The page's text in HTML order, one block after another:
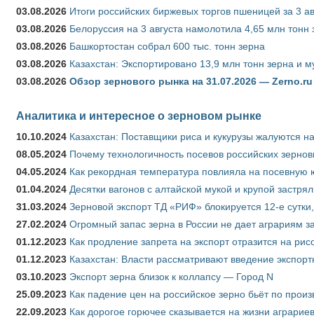
03.08.2026 Итоги российских биржевых торгов пшеницей за 3
03.08.2026 Белоруссия на 3 августа намолотила 4,65 млн тонн
03.08.2026 Башкортостан собрал 600 тыс. тонн зерна
03.08.2026 Казахстан: Экспортировано 13,9 млн тонн зерна и
03.08.2026 Обзор зернового рынка на 31.07.2026 — Zerno.ru
Аналитика и интересное о зерновом рынке
10.10.2024 Казахстан: Поставщики риса и кукурузы жалуются
08.05.2024 Почему технологичность посевов российских
04.05.2024 Как рекордная температура повлияла на
01.04.2024 Десятки вагонов с алтайской мукой и крупой
31.03.2024 Зерновой экспорт ТД «РИФ» блокируется 12-е
27.02.2024 Огромный запас зерна в России не дает аграриям
01.12.2023 Как продление запрета на экспорт отразится на
01.12.2023 Казахстан: Власти рассматривают введение
03.10.2023 Экспорт зерна близок к коллапсу — Город N
25.09.2023 Как падение цен на российское зерно бьёт по
22.09.2023 Как дорогое горючее сказывается на жизни аграриев